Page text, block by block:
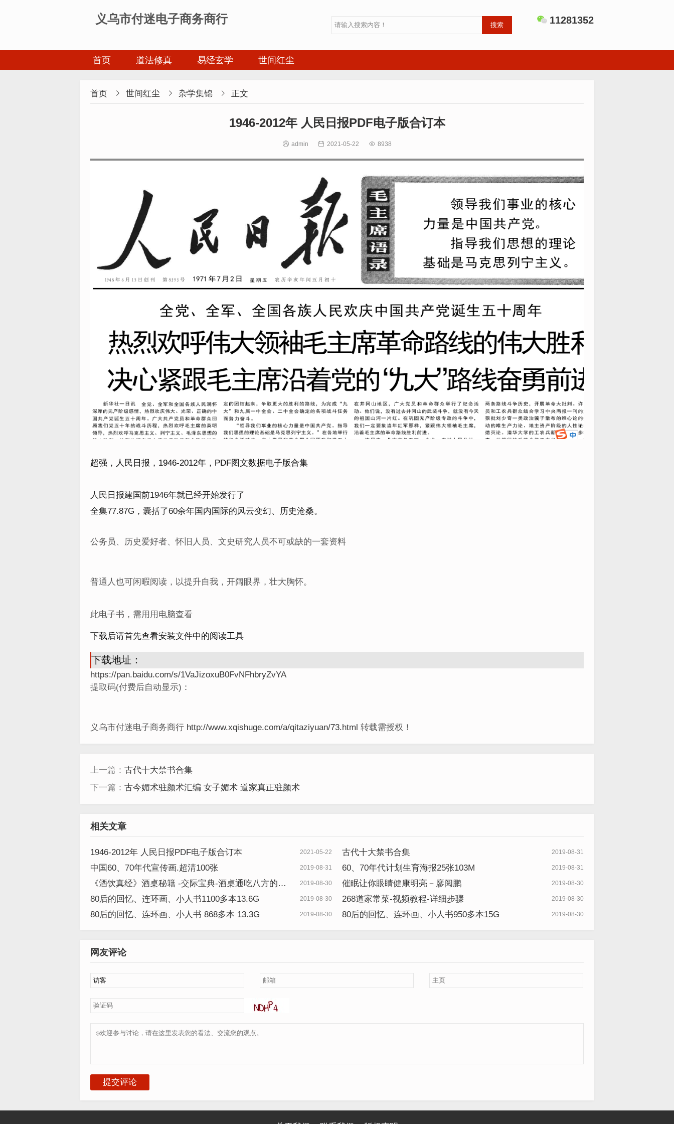
义乌市付迷电子商务商行 11281352
搜索
首页 道法修真 易经玄学 世间红尘
首页  世间红尘  杂学集锦  正文
1946-2012年 人民日报PDF电子版合订本
 admin  2021-05-22  8938
超强，人民日报，1946-2012年， PDF图文数据电子版合集
人民日报建国前1946年就已经开始发行了
全集77.87G，囊括了60余年国内国际的风云变幻、历史沧桑。
公务员、历史爱好者、怀旧人员、文史研究人员不可或缺的一套资料
普通人也可闲暇阅读，以提升自我，开阔眼界，壮大胸怀。
此电子书，需用用电脑查看
下载后请首先查看安装文件中的阅读工具
下载地址：
https://pan.baidu.com/s/1VaJizoxuB0FvNFhbryZvYA
提取码(付费后自动显示)：
义乌市付迷电子商务商行 http://www.xqishuge.com/a/qitaziyuan/73.html 转载需授权！
上一篇： 古代十大禁书合集
下一篇： 古今媚术驻颜术汇编 女子媚术 道家真正驻颜术
相关文章
2021-05-22
1946-2012年 人民日报PDF电子版合订本 2019-08-31
古代十大禁书合集
2019-08-31
中国60、70年代宣传画.超清100张 2019-08-31
60、70年代计划生育海报25张103M
2019-08-30
《酒饮真经》酒桌秘籍 -交际宝典-酒桌通吃八方的秘
籍PDF图文版
2019-08-30
催眠让你眼睛健康明亮－廖阅鹏
2019-08-30
80后的回忆、连环画、小人书1100多本13.6G 2019-08-30
268道家常菜-视频教程-详细步骤
2019-08-30
80后的回忆、连环画、小人书 868多本 13.3G 2019-08-30
80后的回忆、连环画、小人书950多本15G
网友评论
提交评论